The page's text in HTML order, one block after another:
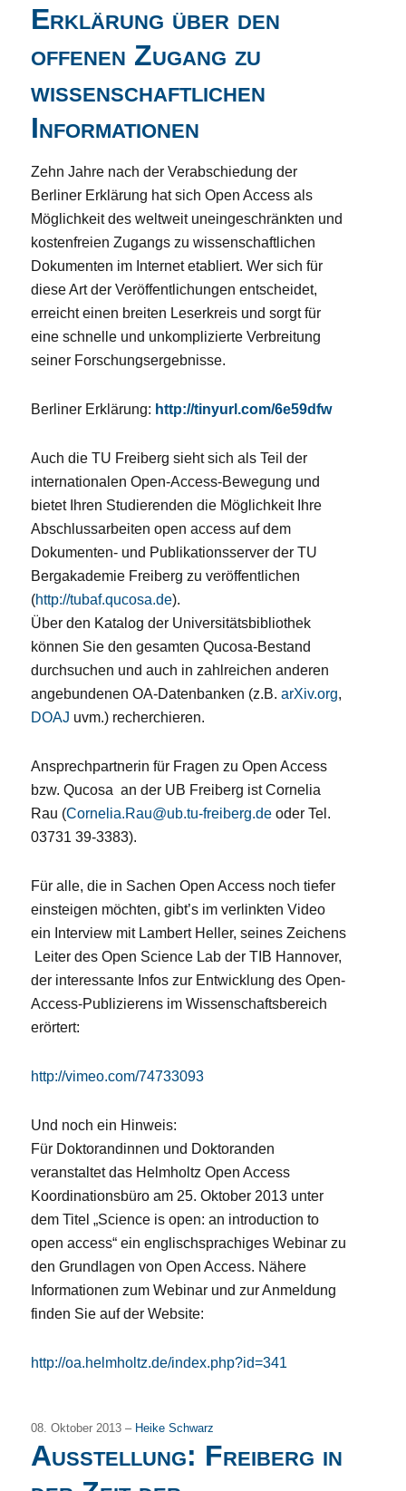
Erklärung über den
offenen Zugang zu
wissenschaftlichen
Informationen
Zehn Jahre nach der Verabschiedung der
Berliner Erklärung hat sich Open Access als
Möglichkeit des weltweit uneingeschränkten und
kostenfreien Zugangs zu wissenschaftlichen
Dokumenten im Internet etabliert. Wer sich für
diese Art der Veröffentlichungen entscheidet,
erreicht einen breiten Leserkreis und sorgt für
eine schnelle und unkomplizierte Verbreitung
seiner Forschungsergebnisse.
Berliner Erklärung: http://tinyurl.com/6e59dfw
Auch die TU Freiberg sieht sich als Teil der
internationalen Open-Access-Bewegung und
bietet Ihren Studierenden die Möglichkeit Ihre
Abschlussarbeiten open access auf dem
Dokumenten- und Publikationsserver der TU
Bergakademie Freiberg zu veröffentlichen
(http://tubaf.qucosa.de).
Über den Katalog der Universitätsbibliothek
können Sie den gesamten Qucosa-Bestand
durchsuchen und auch in zahlreichen anderen
angebundenen OA-Datenbanken (z.B.arXiv.org,
DOAJ uvm.) recherchieren.
Ansprechpartnerin für Fragen zu Open Access
bzw. Qucosa an der UB Freiberg ist Cornelia
Rau (Cornelia.Rau@ub.tu-freiberg.de oder Tel.
03731 39-3383).
Für alle, die in Sachen Open Access noch tiefer
einsteigen möchten, gibt’s im verlinkten Video
ein Interview mit Lambert Heller, seines Zeichens
Leiter des Open Science Lab der TIB Hannover,
der interessante Infos zur Entwicklung des Open-
Access-Publizierens im Wissenschaftsbereich
erörtert:
http://vimeo.com/74733093
Und noch ein Hinweis:
Für Doktorandinnen und Doktoranden
veranstaltet das Helmholtz Open Access
Koordinationsbüro am 25. Oktober 2013 unter
dem Titel „Science is open: an introduction to
open access“ ein englischsprachiges Webinar zu
den Grundlagen von Open Access. Nähere
Informationen zum Webinar und zur Anmeldung
finden Sie auf der Website:
http://oa.helmholtz.de/index.php?id=341
08. Oktober 2013 – Heike Schwarz
Ausstellung: Freiberg in